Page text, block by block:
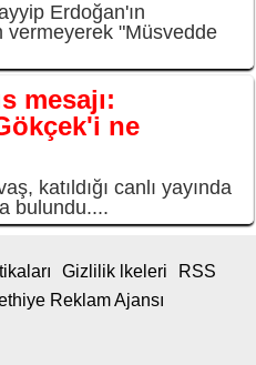
Erdoğan'ın
vermeyerek "Müsvedde
mesajı:
ne
katıldığı canlı yayında
bulundu....
Gizlilik lkeleri
RSS
Reklam Ajansı